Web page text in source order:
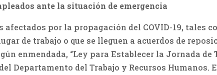
ante la situación de emergencia
por la propagación del COVID-19, tales
de trabajo o que se lleguen a acuerdos de
enmendada, “Ley para Establecer la Jornada
Departamento del Trabajo y Recursos